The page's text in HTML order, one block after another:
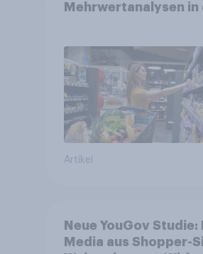
Mehrwertanalysen in
Artikel
Neue YouGov Studie:
Media aus Shopper-